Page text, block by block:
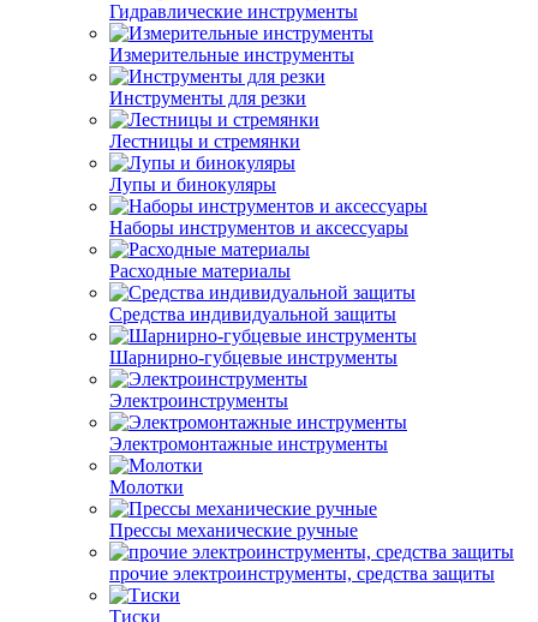
Гидравлические инструменты
Измерительные инструменты
Инструменты для резки
Лестницы и стремянки
Лупы и бинокуляры
Наборы инструментов и аксессуары
Расходные материалы
Средства индивидуальной защиты
Шарнирно-губцевые инструменты
Электроинструменты
Электромонтажные инструменты
Молотки
Прессы механические ручные
прочие электроинструменты, средства защиты
Тиски